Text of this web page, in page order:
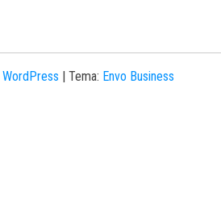
WordPress | Tema: Envo Business